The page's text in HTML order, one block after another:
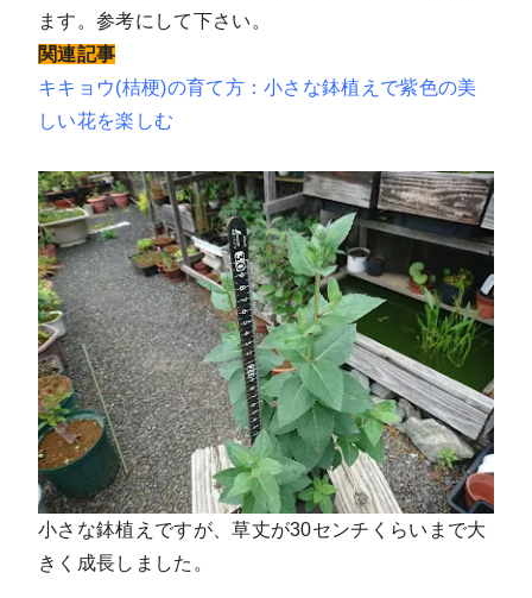
ます。参考にして下さい。
関連記事
キキョウ(桔梗)の育て方：小さな鉢植えで紫色の美
しい花を楽しむ
小さな鉢植えですが、草丈が30センチくらいまで大
きく成長しました。